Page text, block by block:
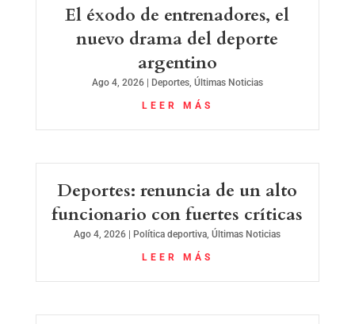
El éxodo de entrenadores, el
nuevo drama del deporte
argentino
Ago 4, 2026| Deportes, Últimas Noticias
LEER MÁS
Deportes: renuncia de un alto
funcionario con fuertes críticas
Ago 4, 2026 Política deportiva,Últimas Noticias
LEER MÁS